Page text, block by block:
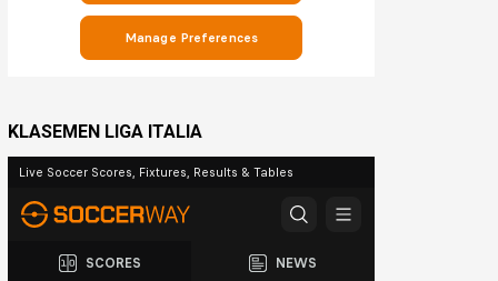
KLASEMEN LIGA ITALIA